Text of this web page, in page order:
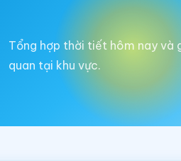
Tổng hợp thời tiết hôm nay và
quan tại khu vực.